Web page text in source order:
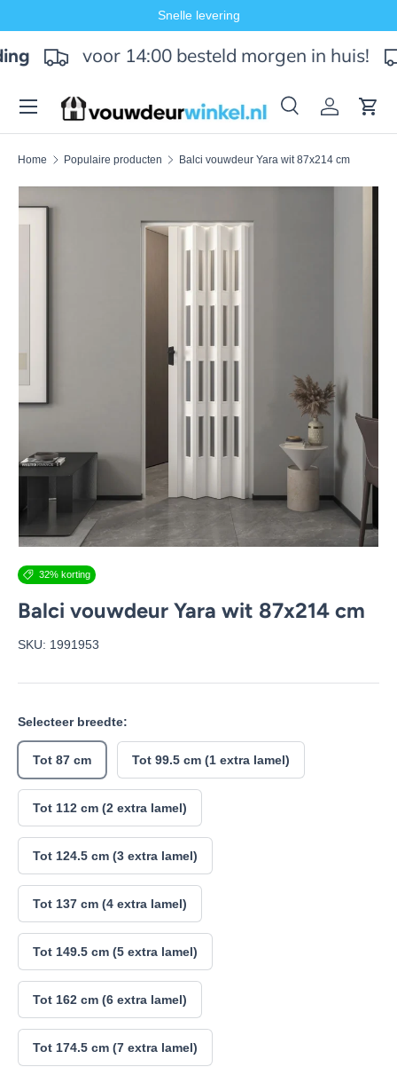
Ga naar inhoud
Snelle levering
voor 14:00 besteld morgen in huis!
ZoekenInloggen
Menu
Home Populaire producten Balci vouwdeur Yara wit 87x214 cm
32% korting
Balci vouwdeur Yara wit 87x214 cm
SKU: 1991953
Selecteer breedte:
Tot 87 cm Tot 99.5 cm (1 extra lamel)
Tot 112 cm (2 extra lamel)
Tot 124.5 cm (3 extra lamel)
Tot 137 cm (4 extra lamel)
Tot 149.5 cm (5 extra lamel)
Tot 162 cm (6 extra lamel)
Tot 174.5 cm (7 extra lamel)